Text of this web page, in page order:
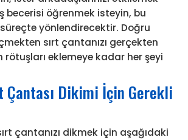
becerisi öğrenmek isteyin, bu
yönlendirecektir. Doğru
sırt çantanızı gerçekten
rötuşları eklemeye kadar her şeyi
Çantası Dikimi İçin Gerekli
çantanızı dikmek için aşağıdaki